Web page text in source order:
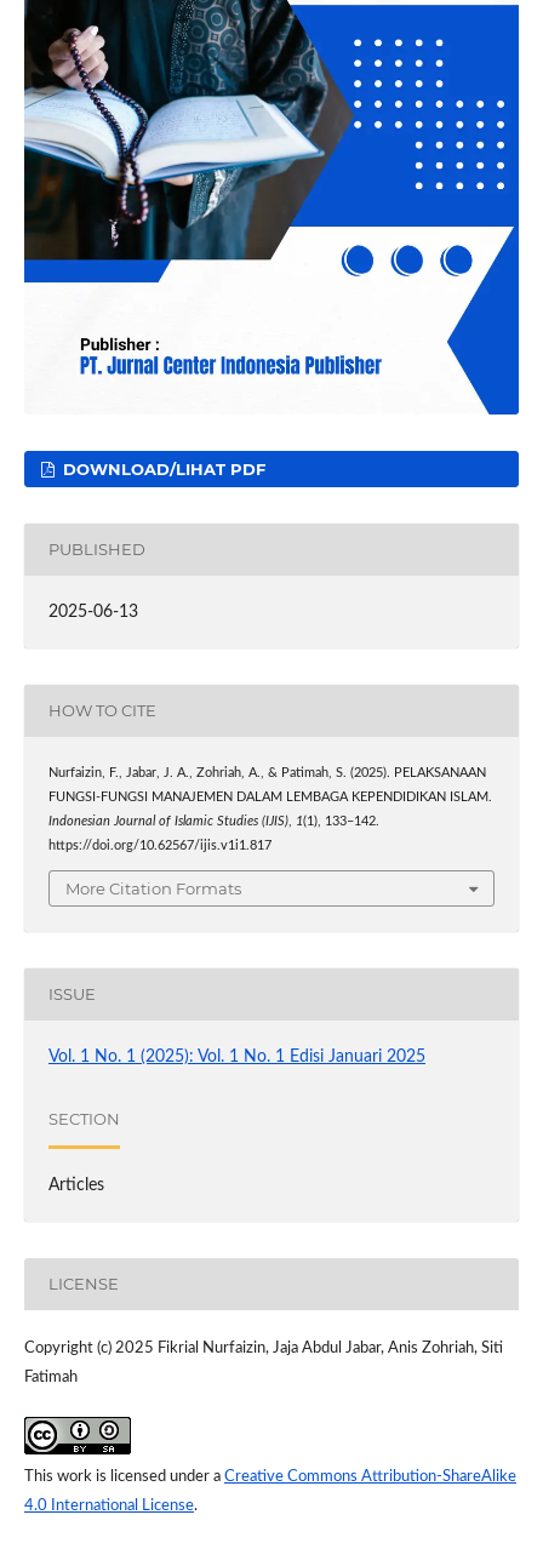
DOWNLOAD/LIHAT PDF
PUBLISHED
2025-06-13
HOW TO CITE
Nurfaizin, F., Jabar, J. A., Zohriah, A., & Patimah, S. (2025). PELAKSANAAN
FUNGSI-FUNGSI MANAJEMEN DALAM LEMBAGA KEPENDIDIKAN ISLAM.
Indonesian Journal of Islamic Studies (IJIS), 1(1), 133–142.
https://doi.org/10.62567/ijis.v1i1.817
More Citation Formats
ISSUE
Vol. 1 No. 1 (2025): Vol. 1 No. 1 Edisi Januari 2025
SECTION
Articles
LICENSE
Copyright (c) 2025 Fikrial Nurfaizin, Jaja Abdul Jabar, Anis Zohriah, Siti
Fatimah
This work is licensed under a Creative Commons Attribution-ShareAlike
4.0 International License.